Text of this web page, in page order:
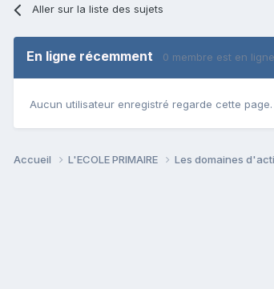
Aller sur la liste des sujets
En ligne récemment 0 membre est en ligne
Aucun utilisateur enregistré regarde cette page.
Accueil L'ECOLE PRIMAIRE Les domaines